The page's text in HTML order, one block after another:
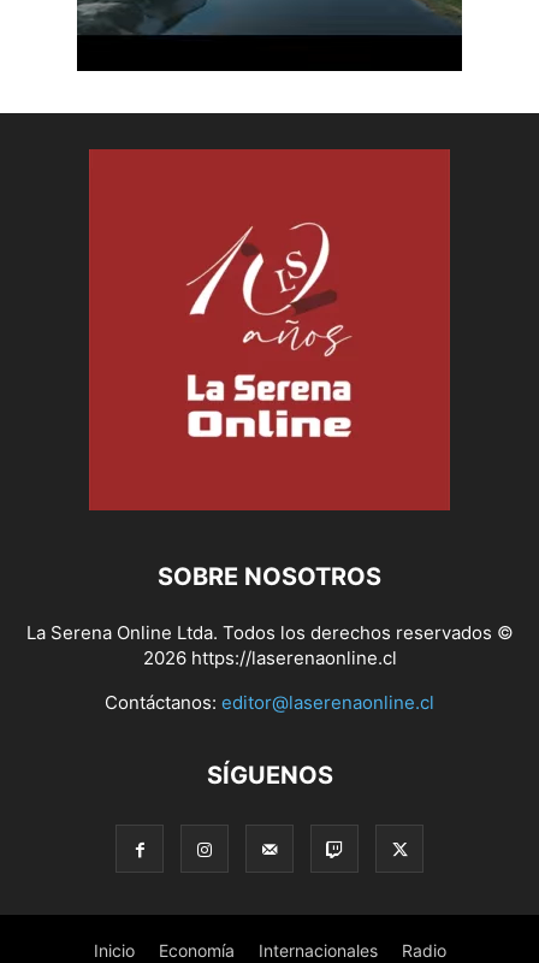
SOBRE NOSOTROS
La Serena Online Ltda. Todos los derechos reservados ©
2026 https://laserenaonline.cl
Contáctanos: editor@laserenaonline.cl
SÍGUENOS
Inicio Economía Internacionales Radio